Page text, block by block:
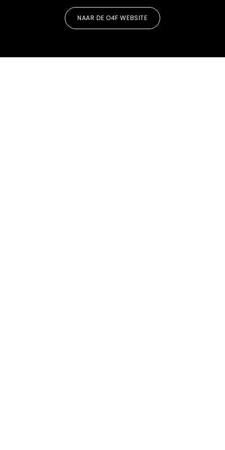
NAAR DE O4F WEBSITE